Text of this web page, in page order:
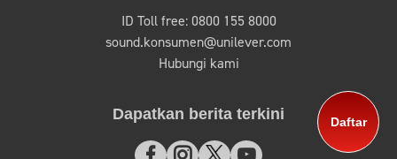
Daftar
ID Toll free: 0800 155 8000
sound.konsumen@unilever.com
Hubungi kami
Dapatkan berita terkini